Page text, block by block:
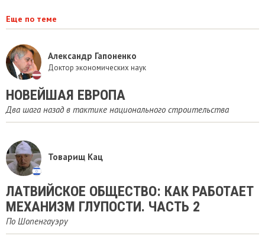
Еще по теме
Александр Гапоненко
Доктор экономических наук
НОВЕЙШАЯ ЕВРОПА
Два шага назад в тактике национального строительства
Товарищ Кац
ЛАТВИЙСКОЕ ОБЩЕСТВО: КАК РАБОТАЕТ
МЕХАНИЗМ ГЛУПОСТИ. ЧАСТЬ 2
По Шопенгауэру